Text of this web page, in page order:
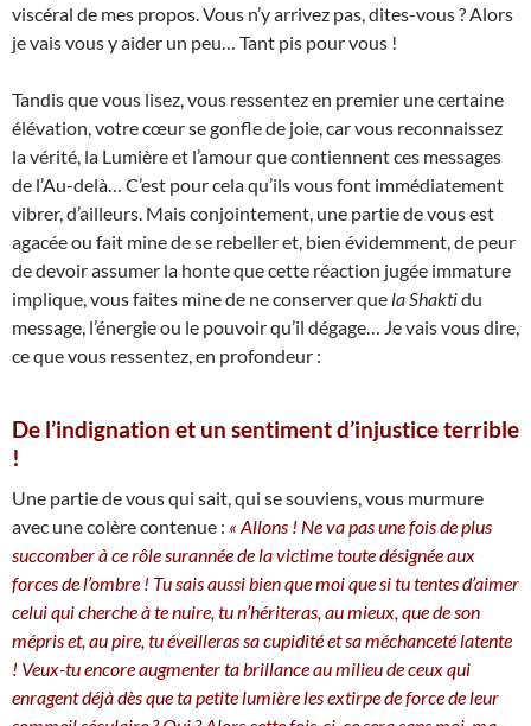
viscéral de mes propos. Vous n’y arrivez pas, dites-vous ? Alors
je vais vous y aider un peu… Tant pis pour vous !
Tandis que vous lisez, vous ressentez en premier une certaine
élévation, votre cœur se gonfle de joie, car vous reconnaissez
la vérité, la Lumière et l’amour que contiennent ces messages
de l’Au-delà… C’est pour cela qu’ils vous font immédiatement
vibrer, d’ailleurs. Mais conjointement, une partie de vous est
agacée ou fait mine de se rebeller et, bien évidemment, de peur
de devoir assumer la honte que cette réaction jugée immature
implique, vous faites mine de ne conserver que la Shaktidu
message, l’énergie ou le pouvoir qu’il dégage… Je vais vous dire,
ce que vous ressentez, en profondeur :
De l’indignation et un sentiment d’injustice terrible
!
Une partie de vous qui sait, qui se souviens, vous murmure
avec une colère contenue : « Allons ! Ne va pas une fois de plus
succomber à ce rôle surannée de la victime toute désignée aux
forces de l’ombre ! Tu sais aussi bien que moi que si tu tentes d’aimer
celui qui cherche à te nuire, tu n’hériteras, au mieux, que de son
mépris et, au pire, tu éveilleras sa cupidité et sa méchanceté latente
! Veux-tu encore augmenter ta brillance au milieu de ceux qui
enragent déjà dès que ta petite lumière les extirpe de force de leur